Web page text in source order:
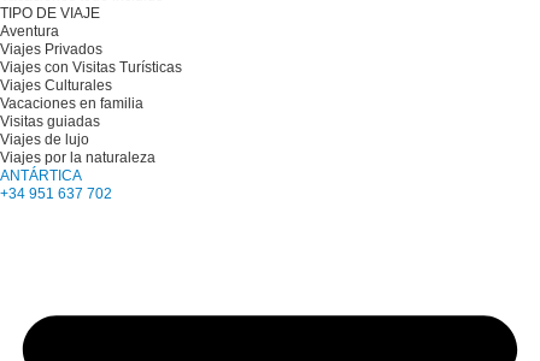
TIPO DE VIAJE
Aventura
Viajes Privados
Viajes con Visitas Turísticas
Viajes Culturales
Vacaciones en familia
Visitas guiadas
Viajes de lujo
Viajes por la naturaleza
ANTÁRTICA
+34 951 637 702